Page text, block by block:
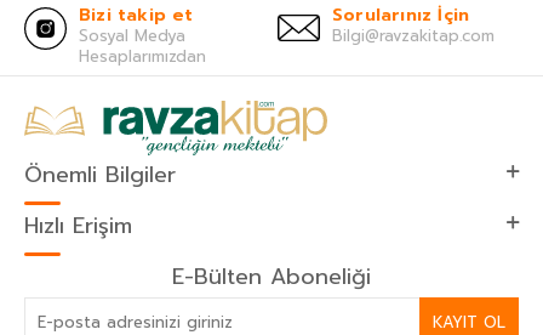
Bizi takip et
Sosyal Medya
Hesaplarımızdan
Sorularınız İçin
Bilgi@ravzakitap.com
Önemli Bilgiler
Hızlı Erişim
E-Bülten Aboneliği
KAYIT OL